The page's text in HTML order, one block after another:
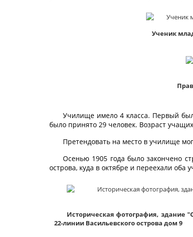
Ученик
Училище имело 4 класса. Первый
было принято 29 человек. Возраст
Претендовать на место в училище
Осенью 1905 года было закончено
острова, куда в октябре и переехали
Историческая фотография, здание
22-линии Васильевского острова дом 9